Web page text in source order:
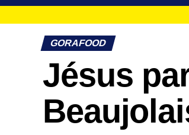
GORAFOOD
Jésus